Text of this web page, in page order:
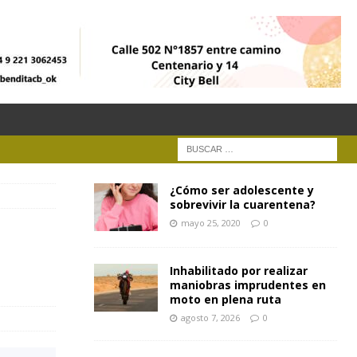
¿Cómo ser adolescente y
sobrevivir la cuarentena?
mayo 25, 2020 0
Inhabilitado por realizar
maniobras imprudentes en
moto en plena ruta
agosto 7, 2026 0